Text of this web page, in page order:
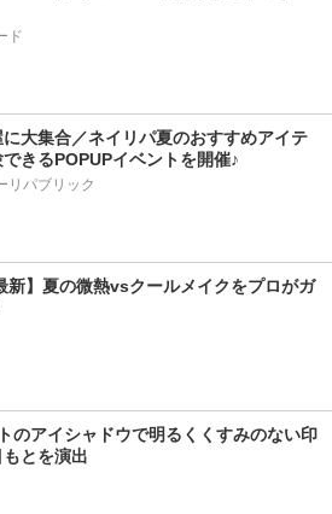
ド
に大集合／ネイリパ夏のおすすめアイテ
きるPOPUPイベントを開催♪
リパブリック
新】夏の微熱vsクールメイクをプロがガ
のアイシャドウで明るくくすみのない印
とを演出